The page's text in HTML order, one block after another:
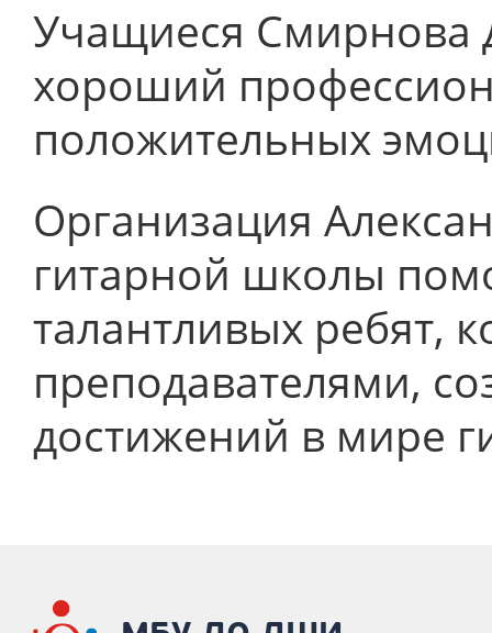
Учащиеся Смирнова
хороший
положительных
Организация
гитарной школы
талантливых ребят,
преподавателями,
достижений в мире